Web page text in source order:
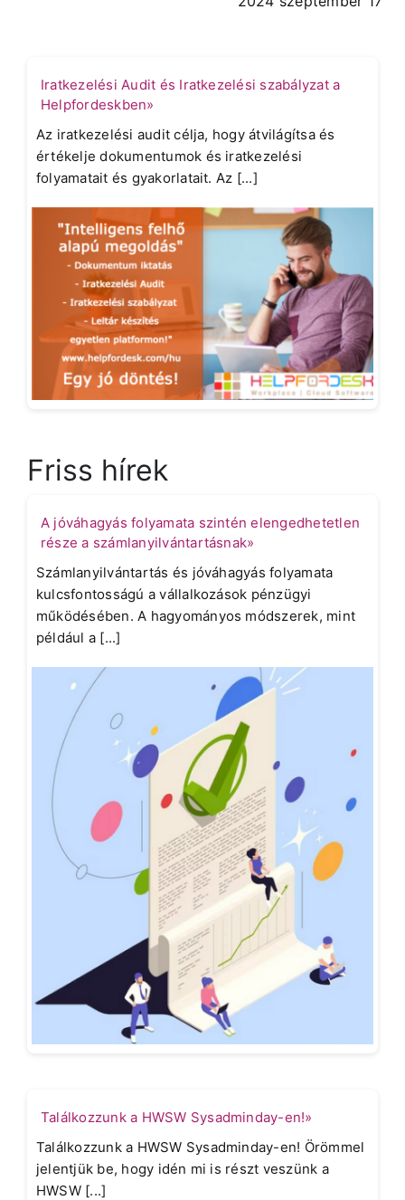
Iratkezelési Audit és Iratkezelési szabályzat a
Helpfordeskben»
Az iratkezelési audit célja, hogy átvilágítsa és
értékelje dokumentumok és iratkezelési
folyamatait és gyakorlatait. Az [...]
Friss hírek
A jóváhagyás folyamata szintén elengedhetetlen
része a számlanyilvántartásnak»
Számlanyilvántartás és jóváhagyás folyamata
kulcsfontosságú a vállalkozások pénzügyi
működésében. A hagyományos módszerek, mint
például a [...]
Találkozzunk a HWSW Sysadminday-en!»
Találkozzunk a HWSW Sysadminday-en! Örömmel
jelentjük be, hogy idén mi is részt veszünk a
HWSW [...]